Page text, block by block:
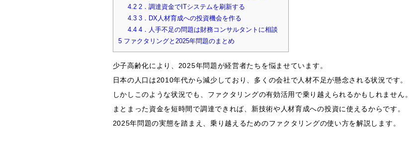
4.2 2．調達資金でITシステムを刷新する
4.3 3．DX人材育成への投資機会を作る
4.4 4．人手不足の問題は財務コンサルタントに相談
5ファクタリングと2025年問題のまとめ
少子高齢化により、2025年問題が経営者たちを悩ませています。
日本の人口は2010年代から減少しており、多くの会社で人材不足が懸念される状況です。
しかしこのような状況でも、ファクタリングの有効活用で乗り越えられるかもしれません。
まとまった資金を短時間で調達できれば、新技術や人材育成への投資に使えるからです。
2025年問題の実態を踏まえ、乗り越えるためのファクタリングの使い方を解説します。